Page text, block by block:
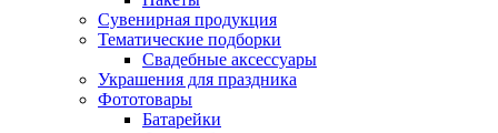
Сувенирная продукция
Тематические подборки
Свадебные аксессуары
Украшения для праздника
Фототовары
Батарейки